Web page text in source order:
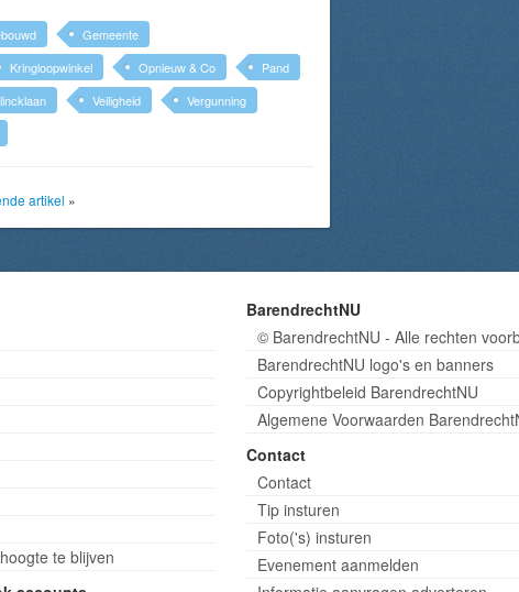
Gemeente
Kringloopwinkel Opnieuw & Co
Pand
Veiligheid
Vergunning
artikel »
te blijven
BarendrechtNU
© BarendrechtNU - Alle rechten
BarendrechtNU logo's en banners
Copyrightbeleid BarendrechtNU
Algemene Voorwaarden
Contact
Contact
Tip insturen
Foto('s) insturen
Evenement aanmelden